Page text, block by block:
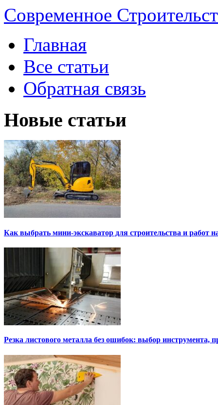
Современное
Главная
Все статьи
Обратная связь
Новые статьи
Как выбрать мини-экскаватор для строительства и работ
Резка листового металла без ошибок: выбор инструмента,